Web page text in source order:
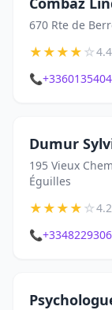
670 Rte de
★★★★☆
📞
Dumur
195 Vieux
Éguilles
★★★★☆
📞